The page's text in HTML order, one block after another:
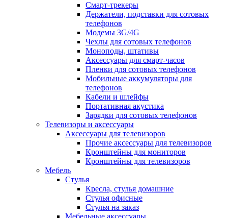
Смарт-трекеры
Держатели, подставки для сотовых
телефонов
Модемы 3G/4G
Чехлы для сотовых телефонов
Моноподы, штативы
Аксессуары для смарт-часов
Пленки для сотовых телефонов
Мобильные аккумуляторы для
телефонов
Кабели и шлейфы
Портативная акустика
Зарядки для сотовых телефонов
Телевизоры и аксессуары
Аксессуары для телевизоров
Прочие аксессуары для телевизоров
Кронштейны для мониторов
Кронштейны для телевизоров
Мебель
Стулья
Кресла, стулья домашние
Стулья офисные
Стулья на заказ
Мебельные аксессуары